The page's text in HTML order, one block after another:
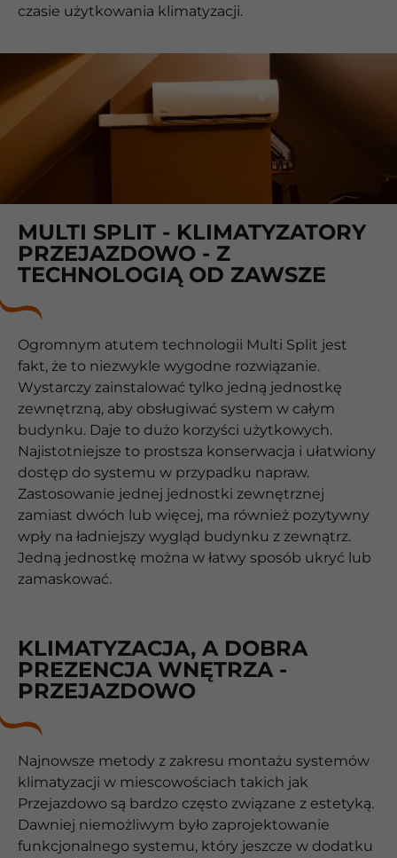
czasie użytkowania klimatyzacji.
MULTI SPLIT - KLIMATYZATORY
PRZEJAZDOWO - Z
TECHNOLOGIĄ OD ZAWSZE
Ogromnym atutem technologii Multi Split jest
fakt, że to niezwykle wygodne rozwiązanie.
Wystarczy zainstalować tylko jedną jednostkę
zewnętrzną, aby obsługiwać system w całym
budynku. Daje to dużo korzyści użytkowych.
Najistotniejsze to prostsza konserwacja i ułatwiony
dostęp do systemu w przypadku napraw.
Zastosowanie jednej jednostki zewnętrznej
zamiast dwóch lub więcej, ma również pozytywny
wpły na ładniejszy wygląd budynku z zewnątrz.
Jedną jednostkę można w łatwy sposób ukryć lub
zamaskować.
KLIMATYZACJA, A DOBRA
PREZENCJA WNĘTRZA -
PRZEJAZDOWO
Najnowsze metody z zakresu montażu systemów
klimatyzacji w miescowościach takich jak
Przejazdowo są bardzo często związane z estetyką.
Dawniej niemożliwym było zaprojektowanie
funkcjonalnego systemu, który jeszcze w dodatku